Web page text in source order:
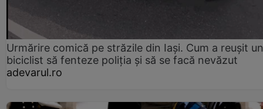
Urmărire comică pe străzile din Iași. Cum a reușit un
biciclist să fenteze poliția și să se facă nevăzut
adevarul.ro